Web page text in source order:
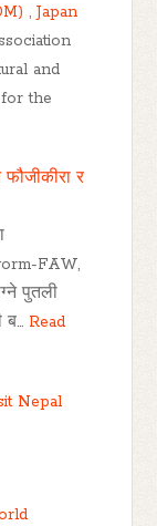
, Japan
and
the
र
FAW,
पुतली
ब… Read
Nepal